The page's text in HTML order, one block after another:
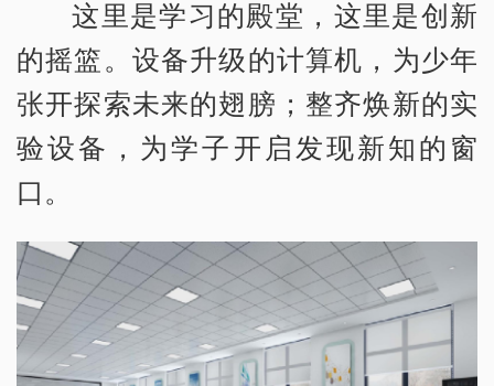
这里是学习的殿堂，这里是创新
的摇篮。设备升级的计算机，为少年
张开探索未来的翅膀；整齐焕新的实
验设备，为学子开启发现新知的窗
口。